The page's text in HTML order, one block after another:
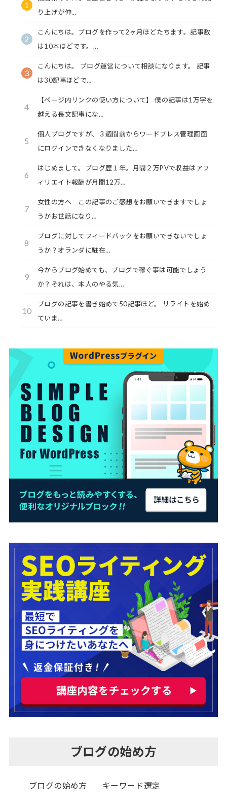
1
り上げが伸…
2
こんにちは。ブログを作って2ヶ月ほどたちます。記事数
は10本ほどです。…
3
こんにちは。 ブログ運営について相談になります。 記事
は30記事ほどで…
4
【ページ内リンクの使い方について】 僕の記事は1万字を
越える長文記事にな…
5
個人ブログですが、３週間前からワードプレス管理画面
にログインできなくなりました…
6
はじめまして。ブログ歴１年。月間２万PVで収益はアフ
ィリエイト報酬が月間12万…
7
女性の方へ この記事のご感想をお願いできますでしょ
うかお世話になり…
8
ブログに対してフィードバックをお願いできないでしょ
うか？オランダに駐在…
9
今からブログ始めても、ブログで稼ぐ事は可能でしょう
か？それは、本人のやる気…
10
ブログの記事を書き始めて50記事ほど。 リライトを始め
ていま…
ブログの始め方
ブログの始め方 キーワード選定